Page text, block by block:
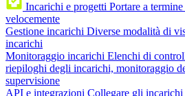
Incarichi e progetti Portare a
velocemente
Gestione incarichi Diverse modalità di
incarichi
Monitoraggio incarichi Elenchi di
riepiloghi degli incarichi, monitoraggio
supervisione
API e integrazioni Collegare gli